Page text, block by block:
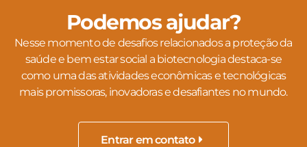
Podemos ajudar?
Nesse momento de desafios relacionados a proteção da
saúde e bem estar social a biotecnologia destaca-se
como uma das atividades econômicas e tecnológicas
mais promissoras, inovadoras e desafiantes no mundo.
Entrar em contato